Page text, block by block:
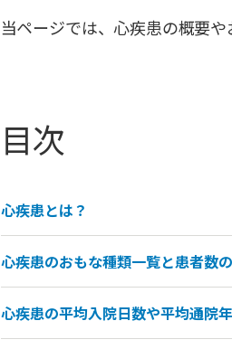
当ページでは、心疾患の概要
目次
心疾患とは？
心疾患のおもな種類一覧と患者数
心疾患の平均入院日数や平均通院